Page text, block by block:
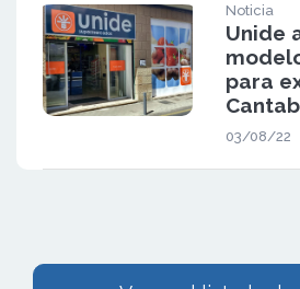
Noticia
Unide
para
03/08/22